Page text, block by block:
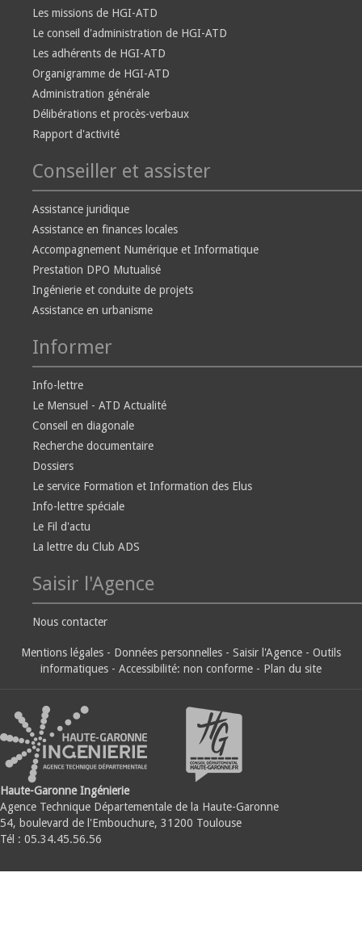
Les missions de HGI-ATD
Le conseil d'administration de HGI-ATD
Les adhérents de HGI-ATD
Organigramme de HGI-ATD
Administration générale
Délibérations et procès-verbaux
Rapport d'activité
Conseiller et assister
Assistance juridique
Assistance en finances locales
Accompagnement Numérique et Informatique
Prestation DPO Mutualisé
Ingénierie et conduite de projets
Assistance en urbanisme
Informer
Info-lettre
Le Mensuel - ATD Actualité
Conseil en diagonale
Recherche documentaire
Dossiers
Le service Formation et Information des Elus
Info-lettre spéciale
Le Fil d'actu
La lettre du Club ADS
Saisir l'Agence
Nous contacter
Mentions légales - Données personnelles - Saisir l'Agence - Outils
informatiques - Accessibilité: non conforme - Plan du site
Haute-Garonne Ingénierie
Agence Technique Départementale de la Haute-Garonne
54, boulevard de l'Embouchure, 31200 Toulouse
Tél : 05.34.45.56.56